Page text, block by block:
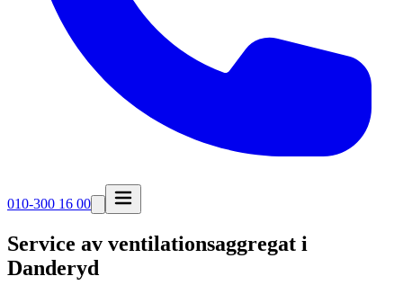
010-300 16 00
Service av ventilationsaggregat i
Danderyd